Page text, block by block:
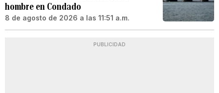
hombre en Condado
8 de agosto de 2026 a las 11:51 a.m.
PUBLICIDAD